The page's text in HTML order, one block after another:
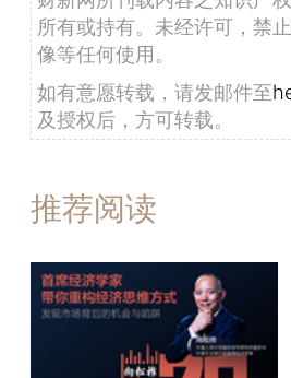
所有或持有。未经许可，禁
像等任何使用。
如有意愿转载，请发邮件至
及授权后，方可转载。
推荐阅读